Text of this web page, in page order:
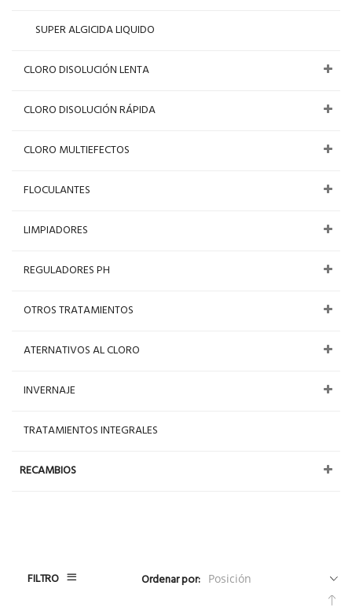
FILTRO
Ordenar por:
SUPER ALGICIDA LIQUIDO
CLORO DISOLUCIÓN LENTA
CLORO DISOLUCIÓN RÁPIDA
CLORO MULTIEFECTOS
FLOCULANTES
LIMPIADORES
REGULADORES PH
OTROS TRATAMIENTOS
ATERNATIVOS AL CLORO
INVERNAJE
TRATAMIENTOS INTEGRALES
RECAMBIOS